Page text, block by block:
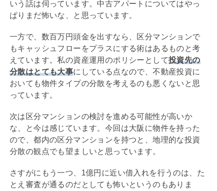
いう話は伺っています。中古アパートについてはやっ
ぱりまだ怖いな、と思っています。
一方で、数百万円頭金を出すなら、区分マンションで
もキャッシュフローをプラスにする術はあるものと考
えています。私の資産運用のポリシーとして投資先の
分散はとても大事にしている点なので、不動産投資に
おいても物件タイプの分散を考えるのも悪くないと思
っています。
次は区分マンションの検討を進める可能性が高いか
な、と今は感じています。今回は大阪に物件を持った
ので、都内の区分マンションを持つと、地理的な投資
分散の観点でも望ましいと思っています。
さすがにもう一つ、1億円に近い借入れを行うのは、た
とえ審査が通るのだとしても怖いというのもありま